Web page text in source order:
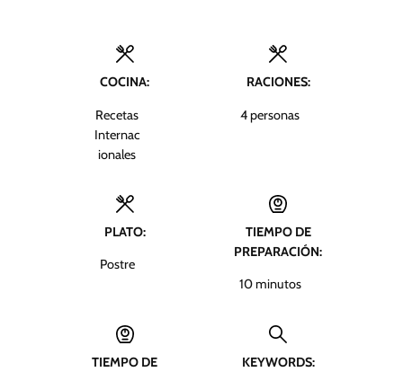
COCINA:
Recetas
Internac
ionales
RACIONES:
4personas
PLATO:
Postre
TIEMPO DE
PREPARACIÓN:
10m
t
minutos
TIEMPO DE
KEYWORDS: